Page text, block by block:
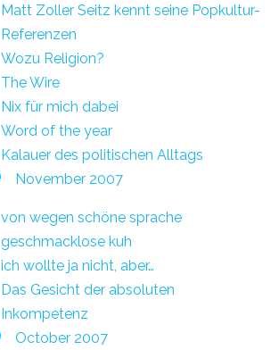
Matt Zoller Seitz kennt seine Popkultur-
Referenzen
Wozu Religion?
The Wire
Nix für mich dabei
Word of the year
Kalauer des politischen Alltags
November 2007
von wegen schöne sprache
geschmacklose kuh
ich wollte ja nicht, aber…
Das Gesicht der absoluten
Inkompetenz
October 2007